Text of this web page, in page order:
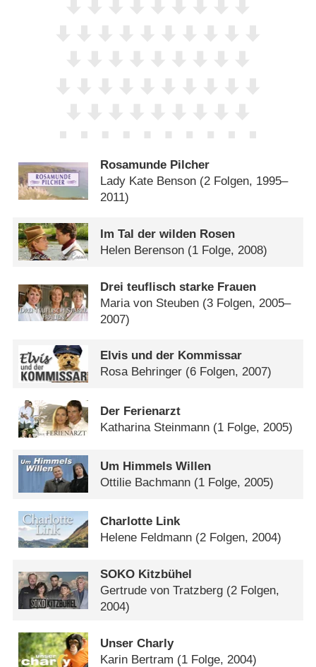
Rosamunde Pilcher
Lady Kate Benson (2 Folgen, 1995–
2011)
Im Tal der wilden Rosen
Helen Berenson (1 Folge, 2008)
Drei teuflisch starke Frauen
Maria von Steuben (3 Folgen, 2005–
2007)
Elvis und der Kommissar
Rosa Behringer (6 Folgen, 2007)
Der Ferienarzt
Katharina Steinmann (1 Folge, 2005)
Um Himmels Willen
Ottilie Bachmann (1 Folge, 2005)
Charlotte Link
Helene Feldmann (2 Folgen, 2004)
SOKO Kitzbühel
Gertrude von Tratzberg (2 Folgen,
2004)
Unser Charly
Karin Bertram (1 Folge, 2004)